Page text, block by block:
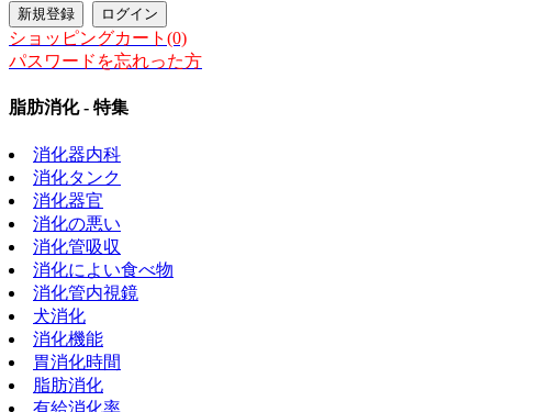
ショッピングカート(0)
パスワードを忘れった方
脂肪消化 - 特集
消化器内科
消化タンク
消化器官
消化の悪い
消化管吸収
消化によい食べ物
消化管内視鏡
犬消化
消化機能
胃消化時間
脂肪消化
有給消化率